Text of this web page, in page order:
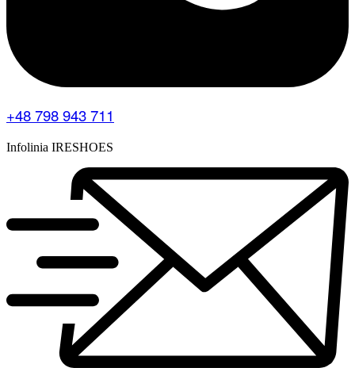
+48 798 943 711
Infolinia IRESHOES